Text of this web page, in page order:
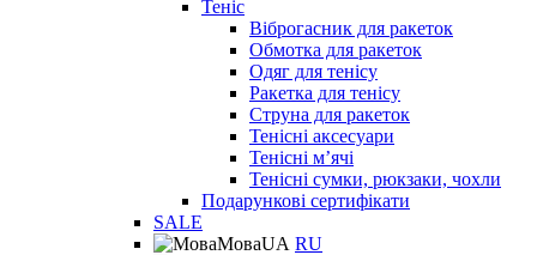
Теніс
Віброгасник для ракеток
Обмотка для ракеток
Одяг для тенісу
Ракетка для тенісу
Струна для ракеток
Тенісні аксесуари
Тенісні мʼячі
Тенісні сумки, рюкзаки, чохли
Подарункові сертифікати
SALE
МоваUA RU